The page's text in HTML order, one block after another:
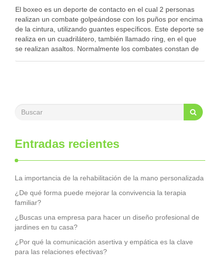
El boxeo es un deporte de contacto en el cual 2 personas
realizan un combate golpeándose con los puños por encima
de la cintura, utilizando guantes específicos. Este deporte se
realiza en un cuadrilátero, también llamado ring, en el que
se realizan asaltos. Normalmente los combates constan de
Entradas recientes
La importancia de la rehabilitación de la mano personalizada
¿De qué forma puede mejorar la convivencia la terapia
familiar?
¿Buscas una empresa para hacer un diseño profesional de
jardines en tu casa?
¿Por qué la comunicación asertiva y empática es la clave
para las relaciones efectivas?